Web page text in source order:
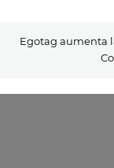
Egotag aumenta
VÍDEO